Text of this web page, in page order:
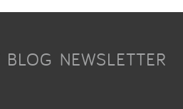
BLOG NEWSLETTER